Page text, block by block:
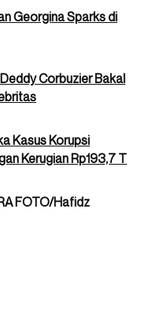
Georgina Sparks di
Corbuzier Bakal
Kasus Korupsi
Kerugian Rp193,7 T
FOTO/Hafidz